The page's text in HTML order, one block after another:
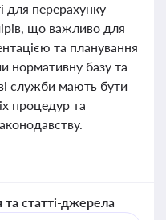
для перерахунку
що важливо для
та планування
нормативну базу та
служби мають бути
процедур та
статті-джерела